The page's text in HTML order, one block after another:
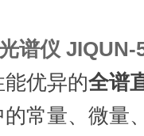
谱仪 JIQUN-
优异的全谱
常量、微量